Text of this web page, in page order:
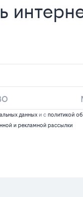
данных и сполитикой
и рекламной рассылки